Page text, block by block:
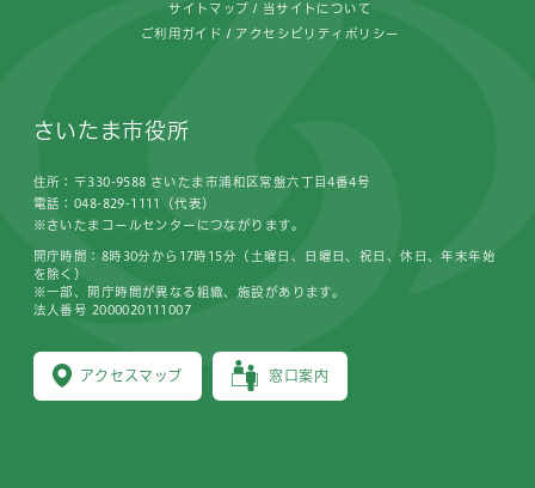
サイトマップ 当サイトについて
ご利用ガイド アクセシビリティポリシー
さいたま市役所
住所：〒330-9588 さいたま市浦和区常盤六丁目4番4号
電話：048-829-1111（代表）
※さいたまコールセンターにつながります。
アクセスマップ 窓口案内
開庁時間：8時30分から17時15分（土曜日、日曜日、祝日、休日、年末年始
を除く）
※一部、開庁時間が異なる組織、施設があります。
法人番号 2000020111007